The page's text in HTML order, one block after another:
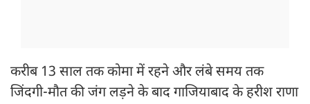
करीब 13 साल तक कोमा में रहने और लंबे समय तक
जिंदगी-मौत की जंग लड़ने के बाद गाजियाबाद के हरीश राणा